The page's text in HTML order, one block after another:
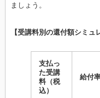
ましょう。
【受講料別の還付額シミュ
支払っ
た受講
料（税
込）
給付